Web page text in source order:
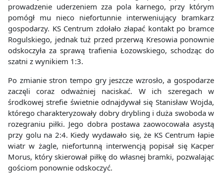
prowadzenie uderzeniem zza pola karnego, przy którym
pomógł mu nieco niefortunnie interweniujący bramkarz
gospodarzy. KS Centrum zdołało złapać kontakt po bramce
Rogulskiego, jednak tuż przed przerwą Kresowia ponownie
odskoczyła za sprawą trafienia Łozowskiego, schodząc do
szatni z wynikiem 1:3.
Po zmianie stron tempo gry jeszcze wzrosło, a gospodarze
zaczęli coraz odważniej naciskać. W ich szeregach w
środkowej strefie świetnie odnajdywał się Stanisław Wojda,
którego charakteryzowały dobry drybling i duża swoboda w
rozegraniu piłki. Jego dobra postawa zaowocowała asystą
przy golu na 2:4. Kiedy wydawało się, że KS Centrum łapie
wiatr w żagle, niefortunną interwencją popisał się Kacper
Morus, który skierował piłkę do własnej bramki, pozwalając
gościom ponownie odskoczyć.